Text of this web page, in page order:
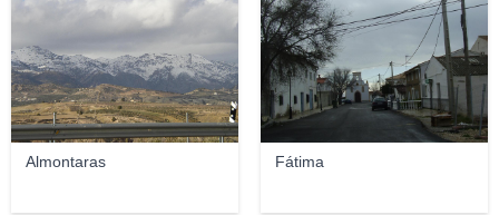
Almontaras Fátima